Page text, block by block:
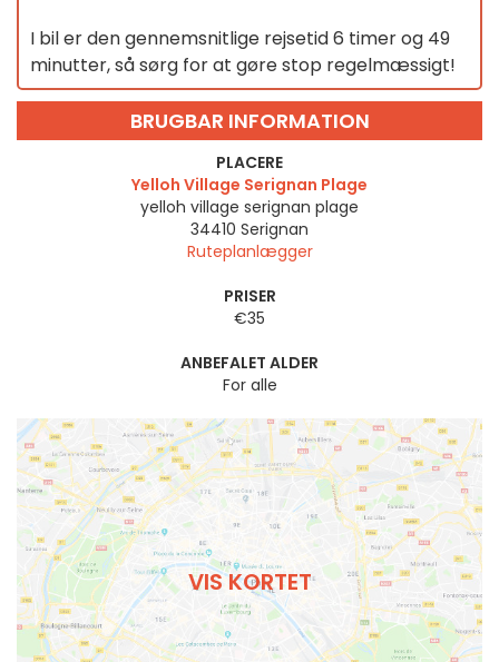
I bil er den gennemsnitlige rejsetid 6 timer og 49
minutter, så sørg for at gøre stop regelmæssigt!
BRUGBAR INFORMATION
PLACERE
Yelloh Village Serignan Plage
yelloh village serignan plage
34410 Serignan
Ruteplanlægger
PRISER
€35
ANBEFALET ALDER
For alle
VIS KORTET